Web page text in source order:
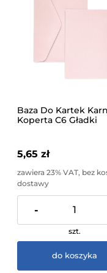
Baza Do Kartek
Koperta C6 Gładki
5,65 zł
zawiera 23% VAT, bez
dostawy
-
szt.
do koszyka